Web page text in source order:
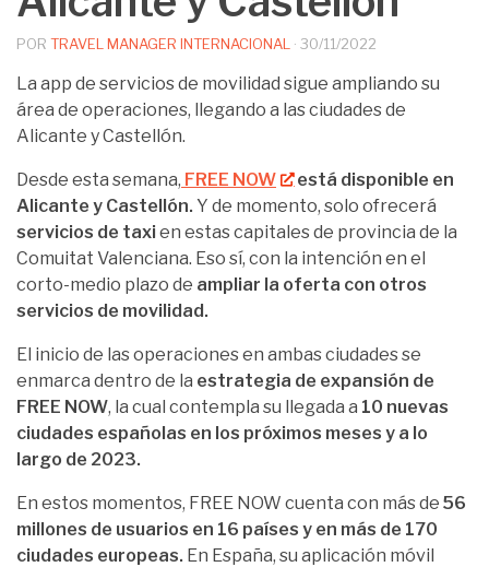
POR TRAVEL MANAGER INTERNACIONAL · 30/11/2022
La app de servicios de movilidad sigue ampliando su
área de operaciones, llegando a las ciudades de
Alicante y Castellón.
Desde esta semana, FREE NOW
está disponible en
Alicante y Castellón. Y de momento, solo ofrecerá
servicios de taxi en estas capitales de provincia de la
Comuitat Valenciana. Eso sí, con la intención en el
corto-medio plazo de ampliar la oferta con otros
servicios de movilidad.
El inicio de las operaciones en ambas ciudades se
enmarca dentro de la estrategia de expansión de
FREE NOW, la cual contempla su llegada a 10 nuevas
ciudades españolas en los próximos meses y a lo
largo de 2023.
En estos momentos, FREE NOW cuenta con más de 56
millones de usuarios en 16 países y en más de 170
ciudades europeas. En España, su aplicación móvil